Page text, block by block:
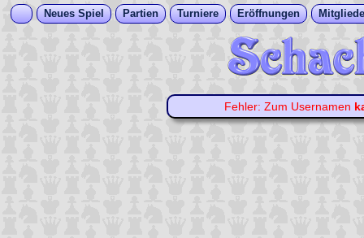
Neues Spiel Partien Turniere Eröffnungen
Fehler: Zum Usernamen